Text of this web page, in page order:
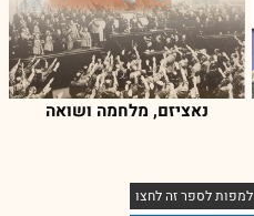
נאציזם, מלחמה ושואה
למפות לספר זה לחצו